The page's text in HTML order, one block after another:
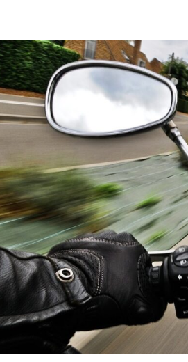
s
A
p
p